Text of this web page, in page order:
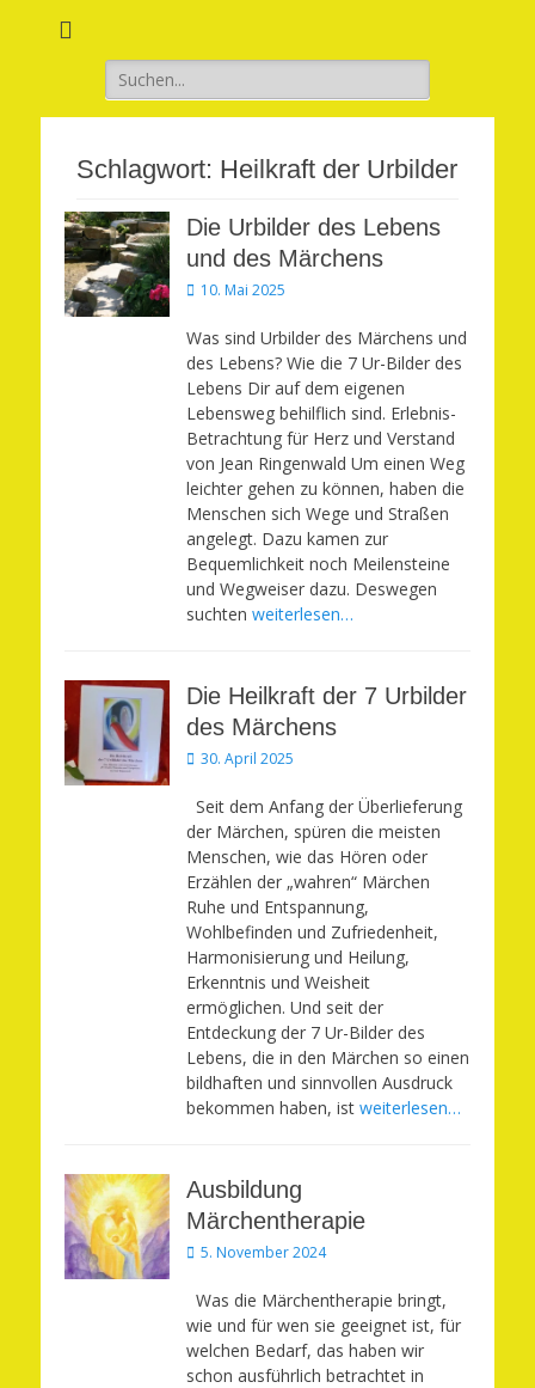
Suchen
nach:
Schlagwort: Heilkraft der Urbilder
Die Urbilder des Lebens
und des Märchens
Veröffentlicht
10. Mai 2025
Was sind Urbilder des Märchens und
des Lebens? Wie die 7 Ur-Bilder des
Lebens Dir auf dem eigenen
Lebensweg behilflich sind. Erlebnis-
Betrachtung für Herz und Verstand
von Jean Ringenwald Um einen Weg
leichter gehen zu können, haben die
Menschen sich Wege und Straßen
angelegt. Dazu kamen zur
Bequemlichkeit noch Meilensteine
und Wegweiser dazu. Deswegen
suchten weiterlesen…
Die Heilkraft der 7 Urbilder
des Märchens
Veröffentlicht
30. April 2025
Seit dem Anfang der Überlieferung
der Märchen, spüren die meisten
Menschen, wie das Hören oder
Erzählen der „wahren“ Märchen
Ruhe und Entspannung,
Wohlbefinden und Zufriedenheit,
Harmonisierung und Heilung,
Erkenntnis und Weisheit
ermöglichen. Und seit der
Entdeckung der 7 Ur-Bilder des
Lebens, die in den Märchen so einen
bildhaften und sinnvollen Ausdruck
bekommen haben, ist weiterlesen…
Ausbildung
Märchentherapie
Veröffentlicht
5. November 2024
Was die Märchentherapie bringt,
wie und für wen sie geeignet ist, für
welchen Bedarf, das haben wir
schon ausführlich betrachtet in